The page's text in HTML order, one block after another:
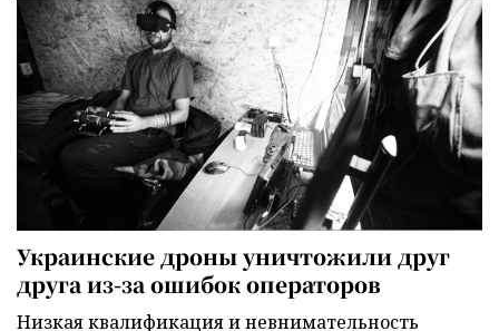
Украинские дроны уничтожили друг
друга из-за ошибок операторов
Низкая квалификация и невнимательность